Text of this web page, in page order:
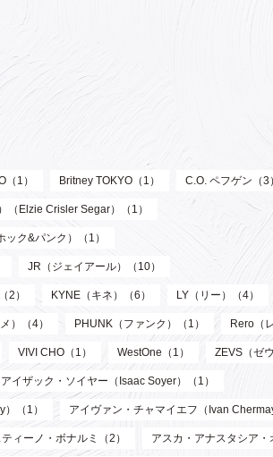
1） Britney TOKYO（1） C.O. ペフゲン（3
（Elzie Crisler Segar）（1）
ク&パンク）（1）
JR（ジェイアール）（10）
2） KYNE（キネ）（6） LY（リー）（4）
）（4） PHUNK（ファンク）（1） Rero（
VIVI CHO（1） WestOne（1） ZEVS（ゼ
アイザック・ソイヤー（Isaac Soyer）（1）
（1） アイヴァン・チャマイエフ（Ivan
ィーノ・ボナルミ（2） アスカ・アナスタシア